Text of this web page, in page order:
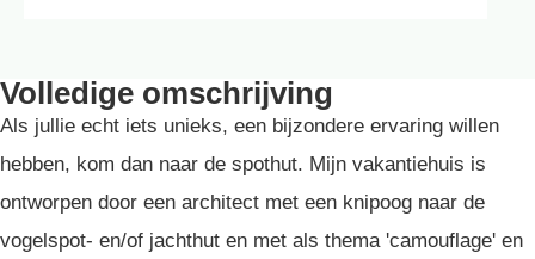
Volledige omschrijving
Als jullie echt iets unieks, een bijzondere ervaring willen
hebben, kom dan naar de spothut. Mijn vakantiehuis is
ontworpen door een architect met een knipoog naar de
vogelspot- en/of jachthut en met als thema 'camouflage' en